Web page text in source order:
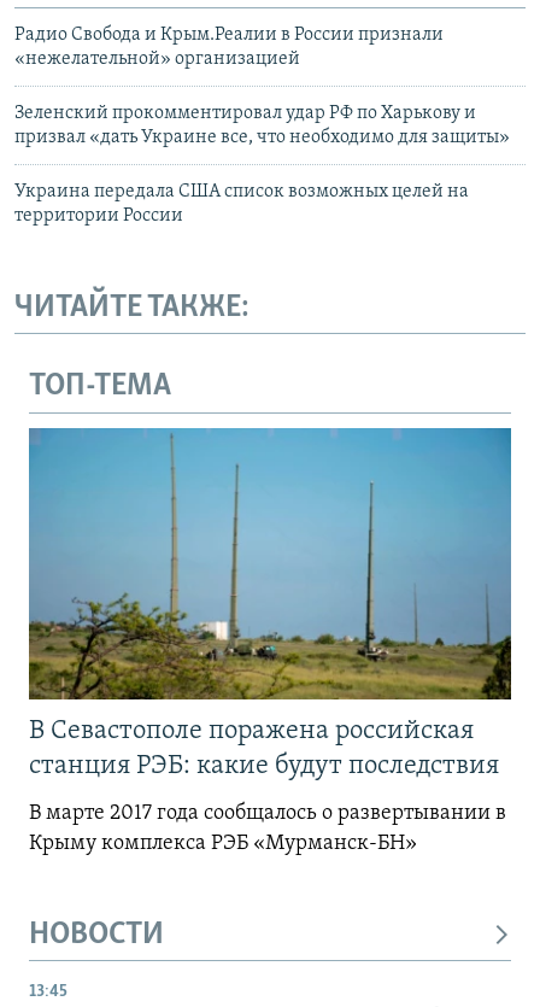
Радио Свобода и Крым.Реалии в России признали
«нежелательной» организацией
Зеленский прокомментировал удар РФ по Харькову и
призвал «дать Украине все, что необходимо для защиты»
Украина передала США список возможных целей на
территории России
ЧИТАЙТЕ ТАКЖЕ:
ТОП-ТЕМА
В Севастополе поражена российская
станция РЭБ: какие будут последствия
В марте 2017 года сообщалось о развертывании в
Крыму комплекса РЭБ «Мурманск-БН»
НОВОСТИ
13:45